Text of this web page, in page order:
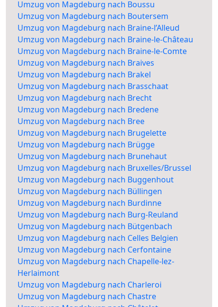
Umzug von Magdeburg nach Boussu
Umzug von Magdeburg nach Boutersem
Umzug von Magdeburg nach Braine-l’Alleud
Umzug von Magdeburg nach Braine-le-Château
Umzug von Magdeburg nach Braine-le-Comte
Umzug von Magdeburg nach Braives
Umzug von Magdeburg nach Brakel
Umzug von Magdeburg nach Brasschaat
Umzug von Magdeburg nach Brecht
Umzug von Magdeburg nach Bredene
Umzug von Magdeburg nach Bree
Umzug von Magdeburg nach Brugelette
Umzug von Magdeburg nach Brügge
Umzug von Magdeburg nach Brunehaut
Umzug von Magdeburg nach Bruxelles/Brussel
Umzug von Magdeburg nach Buggenhout
Umzug von Magdeburg nach Büllingen
Umzug von Magdeburg nach Burdinne
Umzug von Magdeburg nach Burg-Reuland
Umzug von Magdeburg nach Bütgenbach
Umzug von Magdeburg nach Celles Belgien
Umzug von Magdeburg nach Cerfontaine
Umzug von Magdeburg nach Chapelle-lez-
Herlaimont
Umzug von Magdeburg nach Charleroi
Umzug von Magdeburg nach Chastre